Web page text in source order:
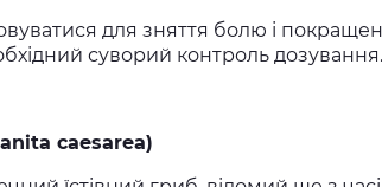
для зняття болю і
суворий контроль дозування.
caesarea)